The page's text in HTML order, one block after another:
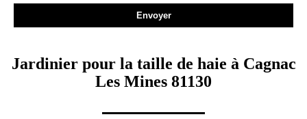
Jardinier pour la taille de haie à Cagnac
Les Mines 81130